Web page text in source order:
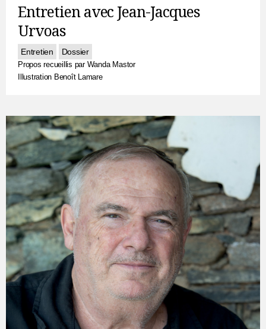
Entretien avec Jean-Jacques
Urvoas
Entretien Dossier
Propos recueillis par Wanda Mastor
Illustration Benoît Lamare